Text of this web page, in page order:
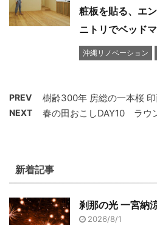
粧板を貼る、エ
ニトリでベッド
沖縄リノベーション
PREV 樹齢300年 房総の一本桜
NEXT 春の田おこしDAY10 ラウ
新着記事
刹那の光 一宮納
2026/8/1